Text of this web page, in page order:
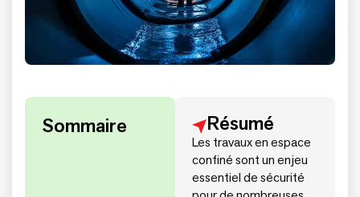
Sommaire Résumé
Les travaux en espace
confiné sont un enjeu
essentiel de sécurité